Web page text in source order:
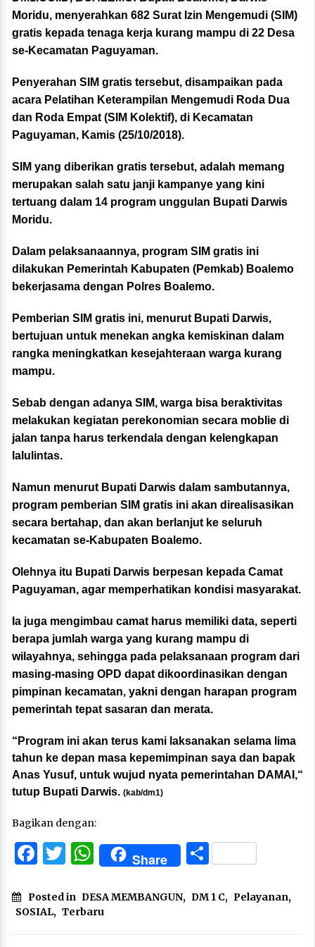
Moridu, menyerahkan 682 Surat Izin Mengemudi (SIM)
gratis kepada tenaga kerja kurang mampu di 22 Desa
se-Kecamatan Paguyaman.
Penyerahan SIM gratis tersebut, disampaikan pada
acara Pelatihan Keterampilan Mengemudi Roda Dua
dan Roda Empat (SIM Kolektif), di Kecamatan
Paguyaman, Kamis (25/10/2018).
SIM yang diberikan gratis tersebut, adalah memang
merupakan salah satu janji kampanye yang kini
tertuang dalam 14 program unggulan Bupati Darwis
Moridu.
Dalam pelaksanaannya, program SIM gratis ini
dilakukan Pemerintah Kabupaten (Pemkab) Boalemo
bekerjasama dengan Polres Boalemo.
Pemberian SIM gratis ini, menurut Bupati Darwis,
bertujuan untuk menekan angka kemiskinan dalam
rangka meningkatkan kesejahteraan warga kurang
mampu.
Sebab dengan adanya SIM, warga bisa beraktivitas
melakukan kegiatan perekonomian secara moblie di
jalan tanpa harus terkendala dengan kelengkapan
lalulintas.
Namun menurut Bupati Darwis dalam sambutannya,
program pemberian SIM gratis ini akan direalisasikan
secara bertahap, dan akan berlanjut ke seluruh
kecamatan se-Kabupaten Boalemo.
Olehnya itu Bupati Darwis berpesan kepada Camat
Paguyaman, agar memperhatikan kondisi masyarakat.
Ia juga mengimbau camat harus memiliki data, seperti
berapa jumlah warga yang kurang mampu di
wilayahnya, sehingga pada pelaksanaan program dari
masing-masing OPD dapat dikoordinasikan dengan
pimpinan kecamatan, yakni dengan harapan program
pemerintah tepat sasaran dan merata.
“Program ini akan terus kami laksanakan selama lima
tahun ke depan masa kepemimpinan saya dan bapak
Anas Yusuf, untuk wujud nyata pemerintahan DAMAI,“
tutup Bupati Darwis. (kab/dm1)
Bagikan dengan:
Facebook
Twitter
WhatsApp
Share Share
Posted in DESA MEMBANGUN, DM 1 C, Pelayanan,
SOSIAL, Terbaru